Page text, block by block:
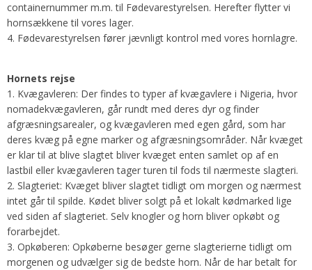
containernummer m.m. til Fødevarestyrelsen. Herefter flytter vi
hornsækkene til vores lager.
4. Fødevarestyrelsen fører jævnligt kontrol med vores hornlagre.
Hornets rejse
1. Kvægavleren: Der findes to typer af kvægavlere i Nigeria, hvor
nomadekvægavleren, går rundt med deres dyr og finder
afgræsningsarealer, og kvægavleren med egen gård, som har
deres kvæg på egne marker og afgræsningsområder. Når kvæget
er klar til at blive slagtet bliver kvæget enten samlet op af en
lastbil eller kvægavleren tager turen til fods til nærmeste slagteri.
2. Slagteriet: Kvæget bliver slagtet tidligt om morgen og nærmest
intet går til spilde. Kødet bliver solgt på et lokalt kødmarked lige
ved siden af slagteriet. Selv knogler og horn bliver opkøbt og
forarbejdet.
3. Opkøberen: Opkøberne besøger gerne slagterierne tidligt om
morgenen og udvælger sig de bedste horn. Når de har betalt for